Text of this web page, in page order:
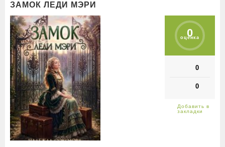
ЗАМОК ЛЕДИ МЭРИ
0
оценка
0
0